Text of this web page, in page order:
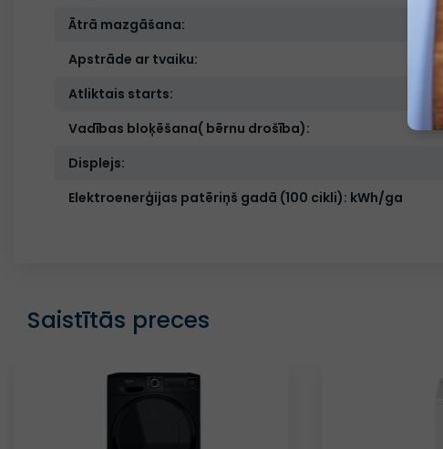
Ātrā mazgāšana:
Apstrāde ar tvaiku:
Atliktais starts:
Vadības bloķēšana( bērnu drošība):
Displejs:
Elektroenerģijas patēriņš gadā (100 cikli): kWh/ga
Saistītās preces